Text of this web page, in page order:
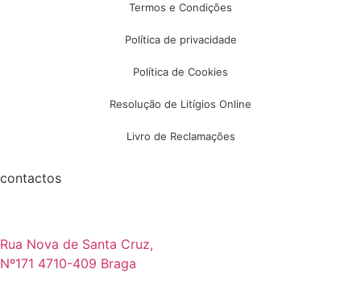
Termos e Condições
Política de privacidade
Política de Cookies
Resolução de Litígios Online
Livro de Reclamações
contactos
Rua Nova de Santa Cruz,
Nº171 4710-409 Braga